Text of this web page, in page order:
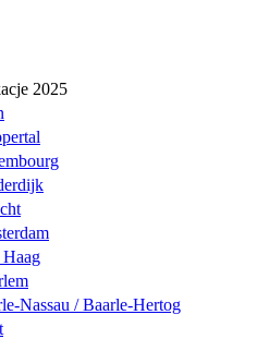
2025
Nassau / Baarle-Hertog